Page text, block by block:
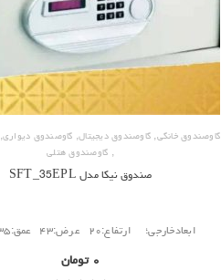
گاوصندوق خانگی, گاوصندوق دیجیتال, گاوصندوق دیواری,
, گاوصندوق هتلی
صندوق نیکا مدل SFT_35EPL
ابعادخارجی؛ ارتفاع:۲۰ عرض:۴۳ عمق:۳۵ وزن:
۰ تومان